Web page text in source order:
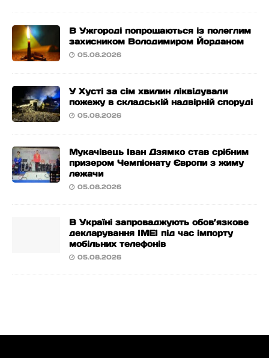
В Ужгороді попрощаються із полеглим
захисником Володимиром Йорданом
05.08.2026
У Хусті за сім хвилин ліквідували
пожежу в складській надвірній споруді
05.08.2026
Мукачівець Іван Дзямко став срібним
призером Чемпіонату Європи з жиму
лежачи
05.08.2026
В Україні запроваджують обов’язкове
декларування IMEI під час імпорту
мобільних телефонів
05.08.2026